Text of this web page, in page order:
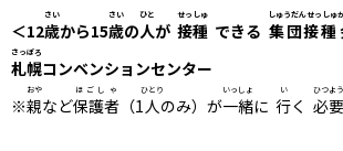
＜12歳
さい
から15歳
さい
の人
ひと
が 接種
せっしゅ
できる 集団接種
しゅうだんせっしゅ
札幌
さっぽろ
コンベンションセンター
※親
おや
など保護者
ほごしゃ
（1人
ひとり
のみ）が一緒
いっしょ
に 行
い
く 必要
ひつよう